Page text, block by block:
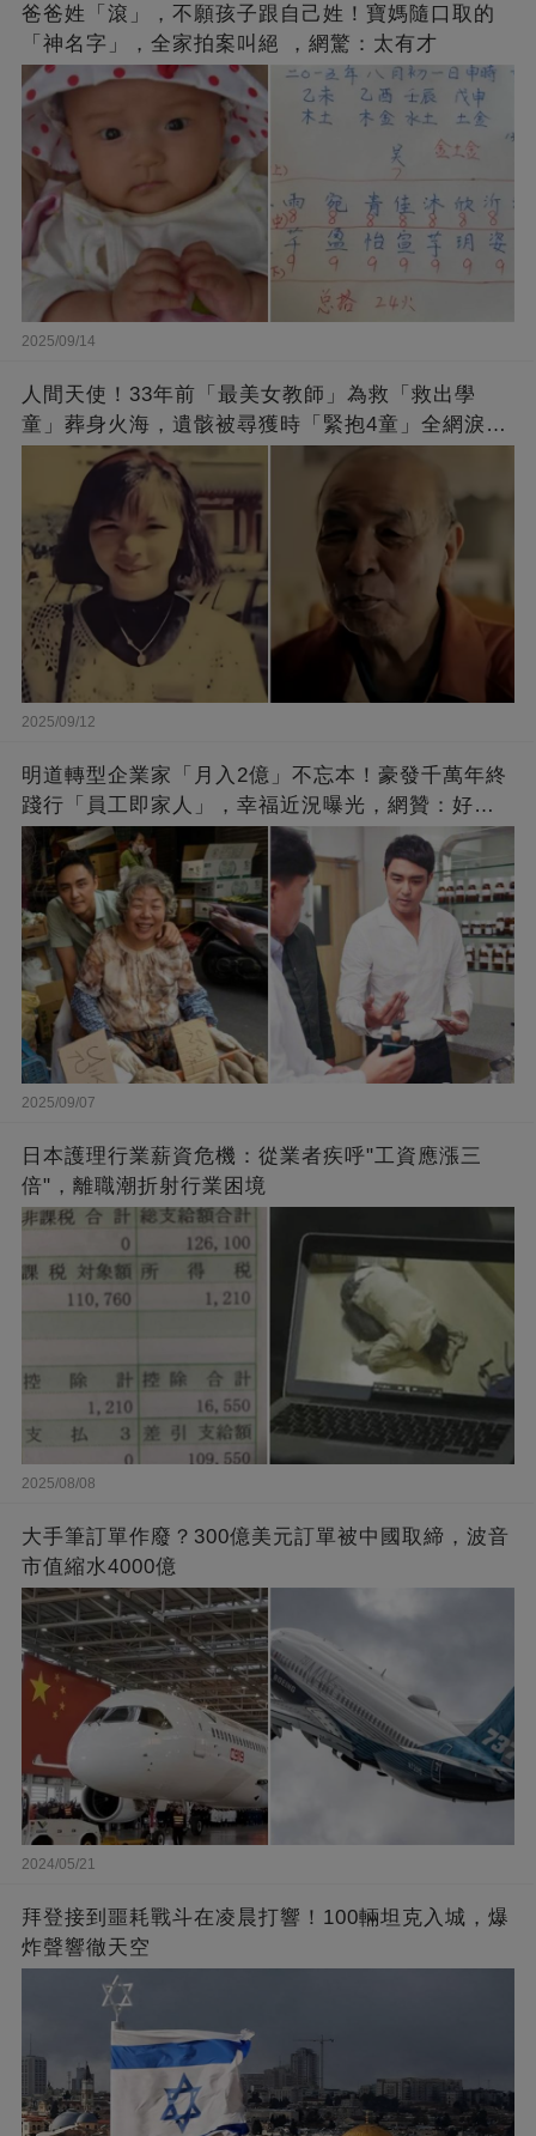
爸爸姓「滾」，不願孩子跟自己姓！寶媽隨口取的
「神名字」，全家拍案叫絕 ，網驚：太有才
2025/09/14
人間天使！33年前「最美女教師」為救「救出學
童」葬身火海，遺骸被尋獲時「緊抱4童」全網淚
崩：真正的英雄不該被遺忘
2025/09/12
明道轉型企業家「月入2億」不忘本！豪發千萬年終
踐行「員工即家人」，幸福近況曝光，網贊：好老
闆的福報
2025/09/07
日本護理行業薪資危機：從業者疾呼"工資應漲三
倍"，離職潮折射行業困境
2025/08/08
大手筆訂單作廢？300億美元訂單被中國取締，波音
市值縮水4000億
2024/05/21
拜登接到噩耗戰斗在凌晨打響！100輛坦克入城，爆
炸聲響徹天空